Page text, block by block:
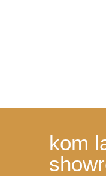
kom